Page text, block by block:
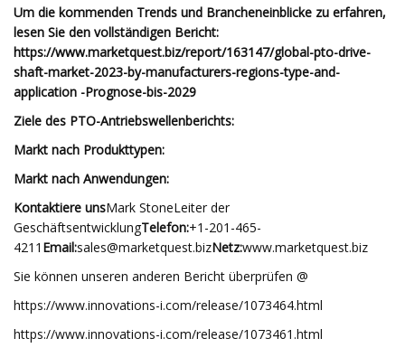
Um die kommenden Trends und Brancheneinblicke zu erfahren,
lesen Sie den vollständigen Bericht:
https://www.marketquest.biz/report/163147/global-pto-drive-
shaft-market-2023-by-manufacturers-regions-type-and-
application -Prognose-bis-2029
Ziele des PTO-Antriebswellenberichts:
Markt nach Produkttypen:
Markt nach Anwendungen:
Kontaktiere unsMark StoneLeiter der
GeschäftsentwicklungTelefon:+1-201-465-
4211 Email:sales@marketquest.bizNetz:www.marketquest.biz
Sie können unseren anderen Bericht überprüfen @
https://www.innovations-i.com/release/1073464.html
https://www.innovations-i.com/release/1073461.html